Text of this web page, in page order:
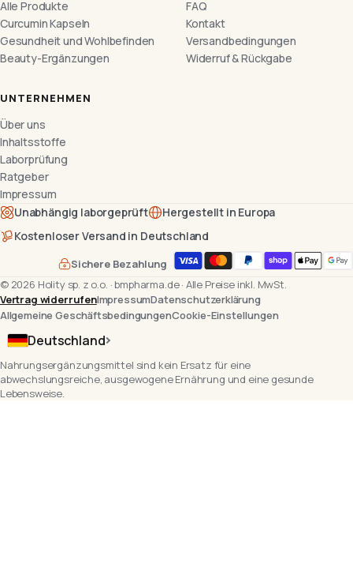
Alle Produkte
Curcumin Kapseln
Gesundheit und Wohlbefinden
Beauty-Ergänzungen
FAQ
Kontakt
Versandbedingungen
Widerruf & Rückgabe
UNTERNEHMEN
Über uns
Inhaltsstoffe
Laborprüfung
Ratgeber
Impressum
Unabhängig laborgeprüft
Hergestellt in Europa
Kostenloser Versand in Deutschland
Sichere Bezahlung
© 2026 Holity sp. z o.o. ·bmpharma.de· Alle Preise inkl. MwSt.
Vertrag widerrufenImpressumDatenschutzerklärung
Allgemeine GeschäftsbedingungenCookie-Einstellungen
Deutschland
Nahrungsergänzungsmittel sind kein Ersatz für eine
abwechslungsreiche, ausgewogene Ernährung und eine gesunde
Lebensweise.